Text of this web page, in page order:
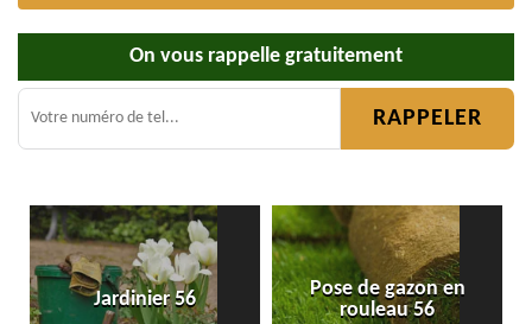
On vous rappelle gratuitement
Jardinier 56
Pose de gazon en
rouleau 56